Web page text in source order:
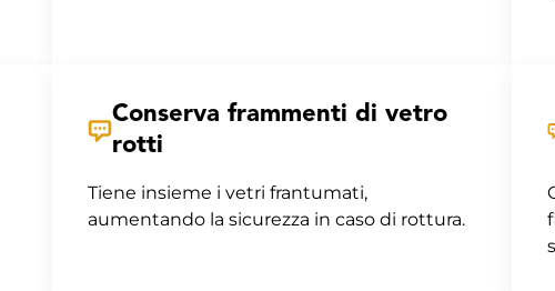
Conserva frammenti di vetro
rotti
Tiene insieme i vetri frantumati,
aumentando la sicurezza in caso di rottura.